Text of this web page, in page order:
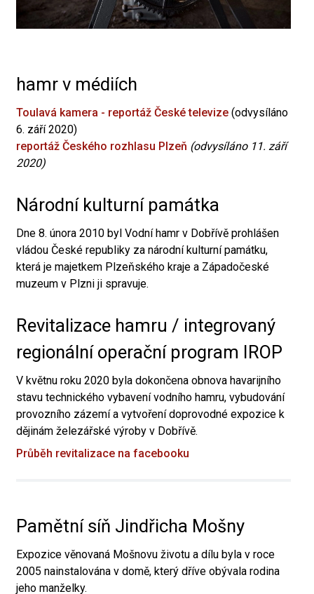
hamr v médiích
Toulavá kamera - reportáž České televize (odvysíláno
6. září 2020)
reportáž Českého rozhlasu Plzeň (odvysíláno 11. září
2020)
Národní kulturní památka
Dne 8. února 2010 byl Vodní hamr v Dobřívě prohlášen
vládou České republiky za národní kulturní památku,
která je majetkem Plzeňského kraje a Západočeské
muzeum v Plzni ji spravuje.
Revitalizace hamru / integrovaný
regionální operační program IROP
V květnu roku 2020 byla dokončena obnova havarijního
stavu technického vybavení vodního hamru, vybudování
provozního zázemí a vytvoření doprovodné expozice k
dějinám železářské výroby v Dobřívě.
Průběh revitalizace na facebooku
Pamětní síň Jindřicha Mošny
Expozice věnovaná Mošnovu životu a dílu byla v roce
2005 nainstalována v domě, který dříve obývala rodina
jeho manželky.